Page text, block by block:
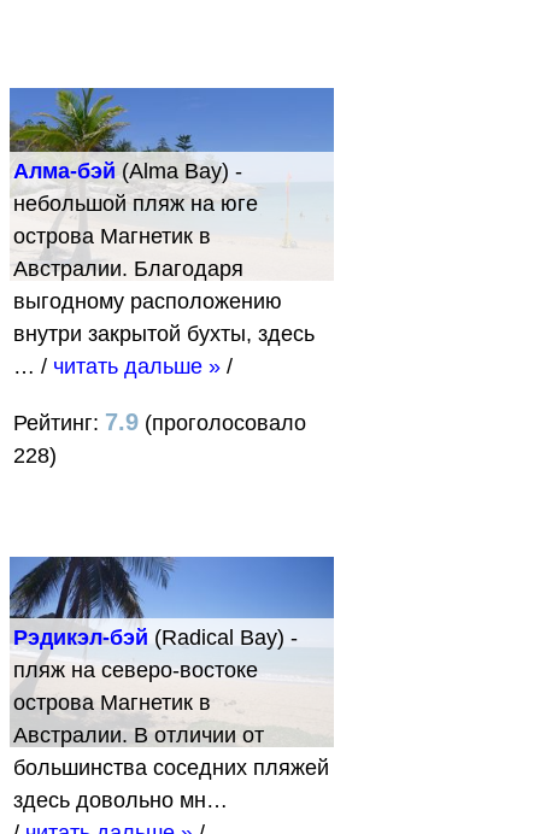
Алма-бэй (Alma Bay) -
небольшой пляж на юге
острова Магнетик в
Австралии. Благодаря
выгодному расположению
внутри закрытой бухты, здесь
… / читать дальше » /
Рейтинг: 7.9 (проголосовало
228)
Рэдикэл-бэй (Radical Bay) -
пляж на северо-востоке
острова Магнетик в
Австралии. В отличии от
большинства соседних пляжей
здесь довольно мн…